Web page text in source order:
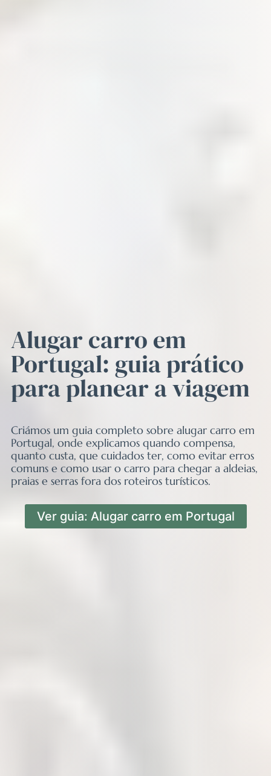
Alugar carro em
Portugal: guia prático
para planear a viagem
Criámos um guia completo sobre alugar carro em
Portugal, onde explicamos quando compensa,
quanto custa, que cuidados ter, como evitar erros
comuns e como usar o carro para chegar a aldeias,
praias e serras fora dos roteiros turísticos.
Ver guia: Alugar carro em Portugal